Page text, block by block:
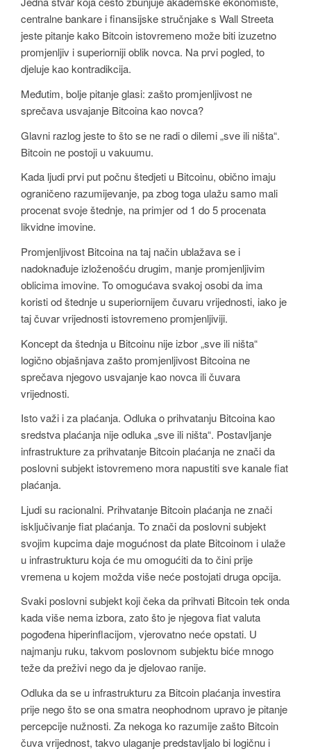
centralne bankare i finansijske stručnjake s Wall Streeta
jeste pitanje kako Bitcoin istovremeno može biti izuzetno
promjenljiv i superiorniji oblik novca. Na prvi pogled, to
djeluje kao kontradikcija.
Međutim, bolje pitanje glasi: zašto promjenljivost ne
sprečava usvajanje Bitcoina kao novca?
Glavni razlog jeste to što se ne radi o dilemi „sve ili ništa“.
Bitcoin ne postoji u vakuumu.
Kada ljudi prvi put počnu štedjeti u Bitcoinu, obično imaju
ograničeno razumijevanje, pa zbog toga ulažu samo mali
procenat svoje štednje, na primjer od 1 do 5 procenata
likvidne imovine.
Promjenljivost Bitcoina na taj način ublažava se i
nadoknađuje izloženošću drugim, manje promjenljivim
oblicima imovine. To omogućava svakoj osobi da ima
koristi od štednje u superiornijem čuvaru vrijednosti, iako je
taj čuvar vrijednosti istovremeno promjenljiviji.
Koncept da štednja u Bitcoinu nije izbor „sve ili ništa“
logično objašnjava zašto promjenljivost Bitcoina ne
sprečava njegovo usvajanje kao novca ili čuvara
vrijednosti.
Isto važi i za plaćanja. Odluka o prihvatanju Bitcoina kao
sredstva plaćanja nije odluka „sve ili ništa“. Postavljanje
infrastrukture za prihvatanje Bitcoin plaćanja ne znači da
poslovni subjekt istovremeno mora napustiti sve kanale fiat
plaćanja.
Ljudi su racionalni. Prihvatanje Bitcoin plaćanja ne znači
isključivanje fiat plaćanja. To znači da poslovni subjekt
svojim kupcima daje mogućnost da plate Bitcoinom i ulaže
u infrastrukturu koja će mu omogućiti da to čini prije
vremena u kojem možda više neće postojati druga opcija.
Svaki poslovni subjekt koji čeka da prihvati Bitcoin tek onda
kada više nema izbora, zato što je njegova fiat valuta
pogođena hiperinflacijom, vjerovatno neće opstati. U
najmanju ruku, takvom poslovnom subjektu biće mnogo
teže da preživi nego da je djelovao ranije.
Odluka da se u infrastrukturu za Bitcoin plaćanja investira
prije nego što se ona smatra neophodnom upravo je pitanje
percepcije nužnosti. Za nekoga ko razumije zašto Bitcoin
čuva vrijednost, takvo ulaganje predstavljalo bi logičnu i